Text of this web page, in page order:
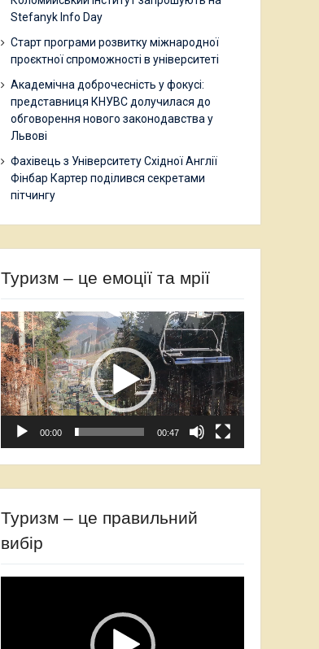
Stefanyk Info Day
Старт програми розвитку міжнародної
проєктної спроможності в університеті
Академічна доброчесність у фокусі:
представниця КНУВС долучилася до
обговорення нового законодавства у
Львові
Фахівець з Університету Східної Англії
Фінбар Картер поділився секретами
пітчингу
Туризм – це емоції та мрії
Відеопрогравач
00:00 00:47
Туризм – це правильний
вибір